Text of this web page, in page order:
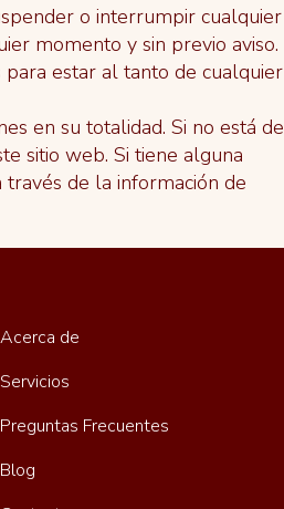
o interrumpir cualquier
momento y sin previo aviso.
para estar al tanto de cualquier
en su totalidad. Si no está de
sitio web. Si tiene alguna
de la información de
Acerca de
Servicios
Preguntas Frecuentes
Blog